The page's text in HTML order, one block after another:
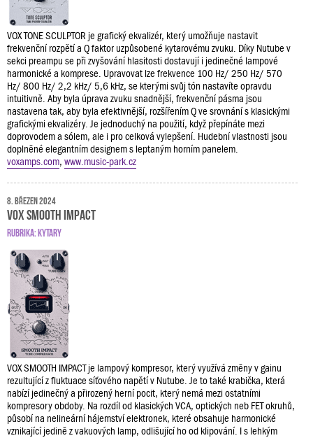
VOX TONE SCULPTOR je grafický ekvalizér, který umožňuje nastavit
frekvenční rozpětí a Q faktor uzpůsobené kytarovému zvuku. Díky Nutube v
sekci preampu se při zvyšování hlasitosti dostavují i jedinečné lampové
harmonické a komprese. Upravovat lze frekvence 100 Hz/ 250 Hz/ 570
Hz/ 800 Hz/ 2,2 kHz/ 5,6 kHz, se kterými svůj tón nastavíte opravdu
intuitivně. Aby byla úprava zvuku snadnější, frekvenční pásma jsou
nastavena tak, aby byla efektivnější, rozšířením Q ve srovnání s klasickými
grafickými ekvalizéry. Je jednoduchý na použití, když přepínáte mezi
doprovodem a sólem, ale i pro celková vylepšení. Hudební vlastnosti jsou
doplněné elegantním designem s leptaným horním panelem.
voxamps.com, www.music-park.cz
8. březen 2024
VOX SMOOTH IMPACT
RUBRIKA:KYTARY
VOX SMOOTH IMPACT je lampový kompresor, který využívá změny v gainu
rezultující z fluktuace síťového napětí v Nutube. Je to také krabička, která
nabízí jedinečný a přirozený herní pocit, který nemá mezi ostatními
kompresory obdoby. Na rozdíl od klasických VCA, optických neb FET okruhů,
působí na nelineární hájemství elektronek, které obsahuje harmonické
vznikající jedině z vakuových lamp, odlišující ho od klipování. I s lehkým